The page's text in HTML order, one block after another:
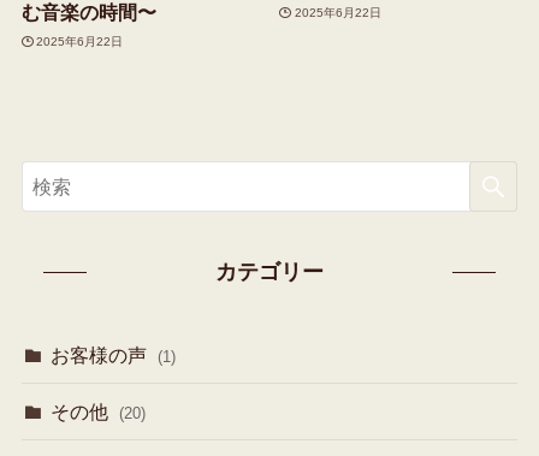
む音楽の時間〜
2025年6月22日
2025年6月22日
カテゴリー
お客様の声 (1)
その他 (20)